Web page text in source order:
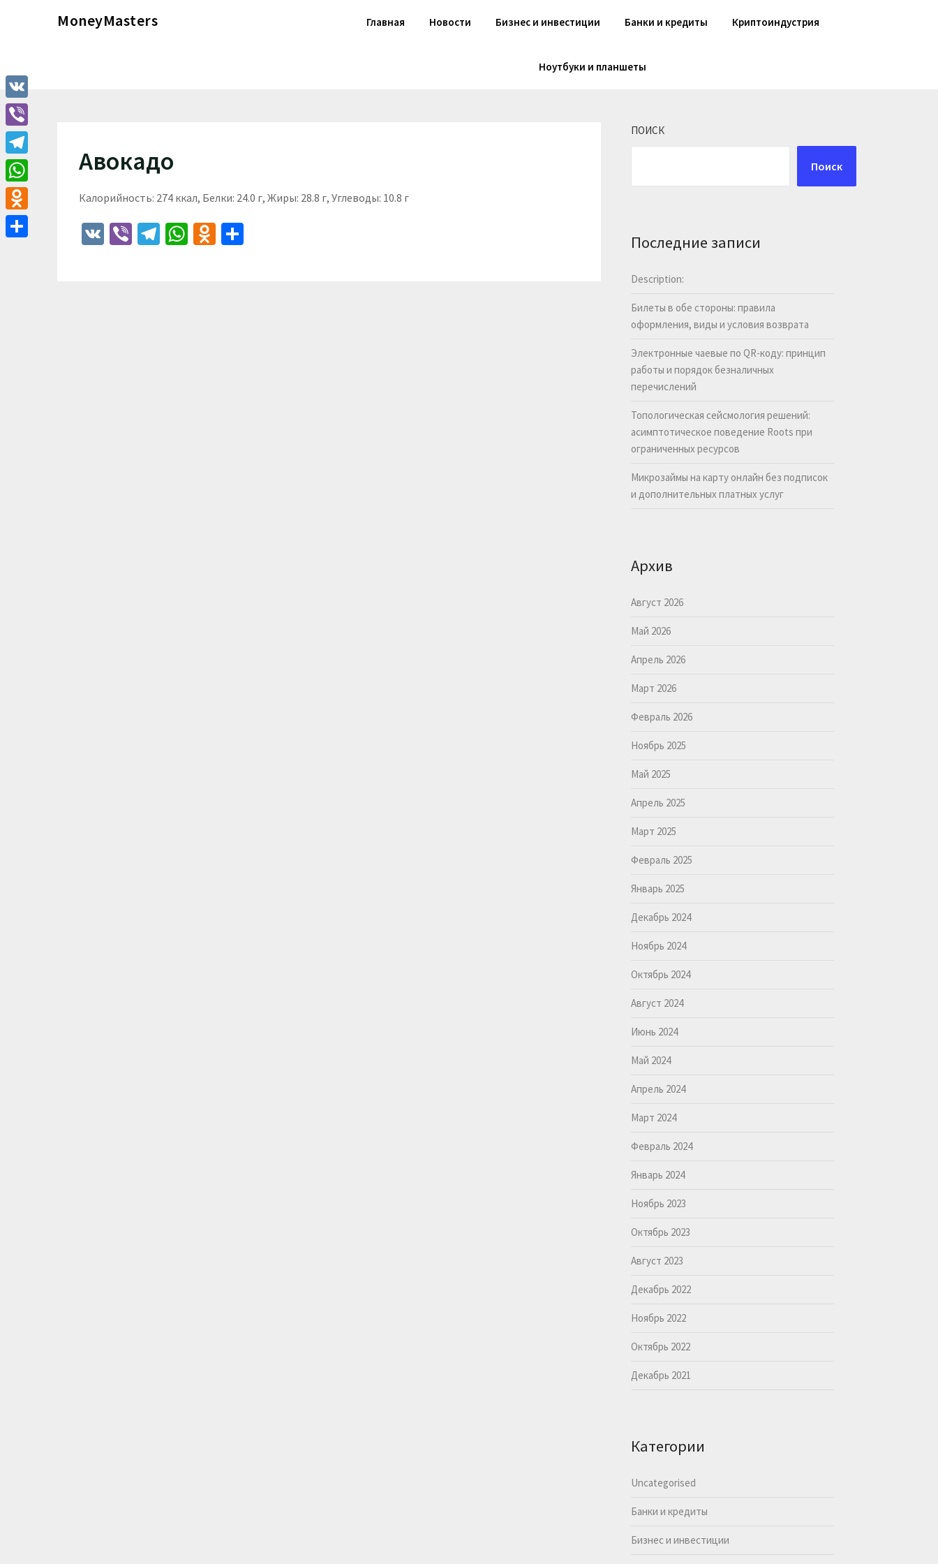
MoneyMasters Главная Новости Бизнес и инвестиции Банки и кредиты Криптоиндустрия
Ноутбуки и планшеты
Авокадо
Калорийность: 274 ккал, Белки: 24.0 г, Жиры: 28.8 г, Углеводы: 10.8 г
VK ViberTelegram
WhatsApp
Odnoklassniki
ПОИСК
Поиск
Последние записи
Description:
Билеты в обе стороны: правила
оформления, виды и условия возврата
Электронные чаевые по QR-коду: принцип
работы и порядок безналичных
перечислений
Топологическая сейсмология решений:
асимптотическое поведение Roots при
ограниченных ресурсов
Микрозаймы на карту онлайн без подписок
и дополнительных платных услуг
Архив
Август 2026
Май 2026
Апрель 2026
Март 2026
Февраль 2026
Ноябрь 2025
Май 2025
Апрель 2025
Март 2025
Февраль 2025
Январь 2025
Декабрь 2024
Ноябрь 2024
Октябрь 2024
Август 2024
Июнь 2024
Май 2024
Апрель 2024
Март 2024
Февраль 2024
Январь 2024
Ноябрь 2023
Октябрь 2023
Август 2023
Декабрь 2022
Ноябрь 2022
Октябрь 2022
Декабрь 2021
Категории
Uncategorised
Банки и кредиты
Бизнес и инвестиции
VK
Viber
Telegram
WhatsApp
Odnoklassniki